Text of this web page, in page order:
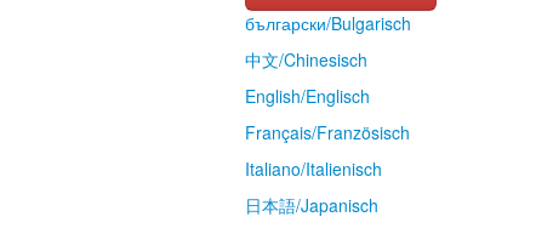
български/Bulgarisch
中文/Chinesisch
English/Englisch
Français/Französisch
Italiano/Italienisch
日本語/Japanisch